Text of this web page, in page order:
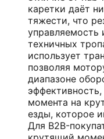
каретки даёт
тяжести, что
управляемость
техничных
использует
позволяя
диапазоне
момента на
езды, которое
Для B2B-